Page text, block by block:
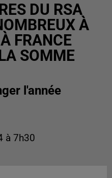
DU RSA
À
FRANCE
SOMME
l'année
à 7h30